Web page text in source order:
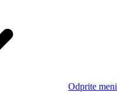
Odprite meni